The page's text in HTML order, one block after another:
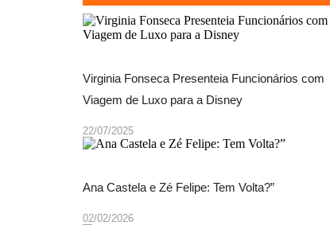
Virginia Fonseca Presenteia Funcionários com
Viagem de Luxo para a Disney
22/07/2025
Ana Castela e Zé Felipe: Tem Volta?”
02/02/2026